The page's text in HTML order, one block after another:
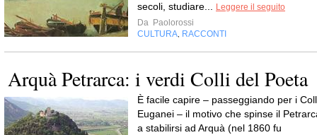
secoli, studiare...
Leggere il seguito
Da Paolorossi
CULTURA RACCONTI
Arquà Petrarca: i verdi Colli del Poeta
È facile capire – passeggiando per i
Euganei – il motivo che spinse il
a stabilirsi ad Arquà (nel 1860 fu